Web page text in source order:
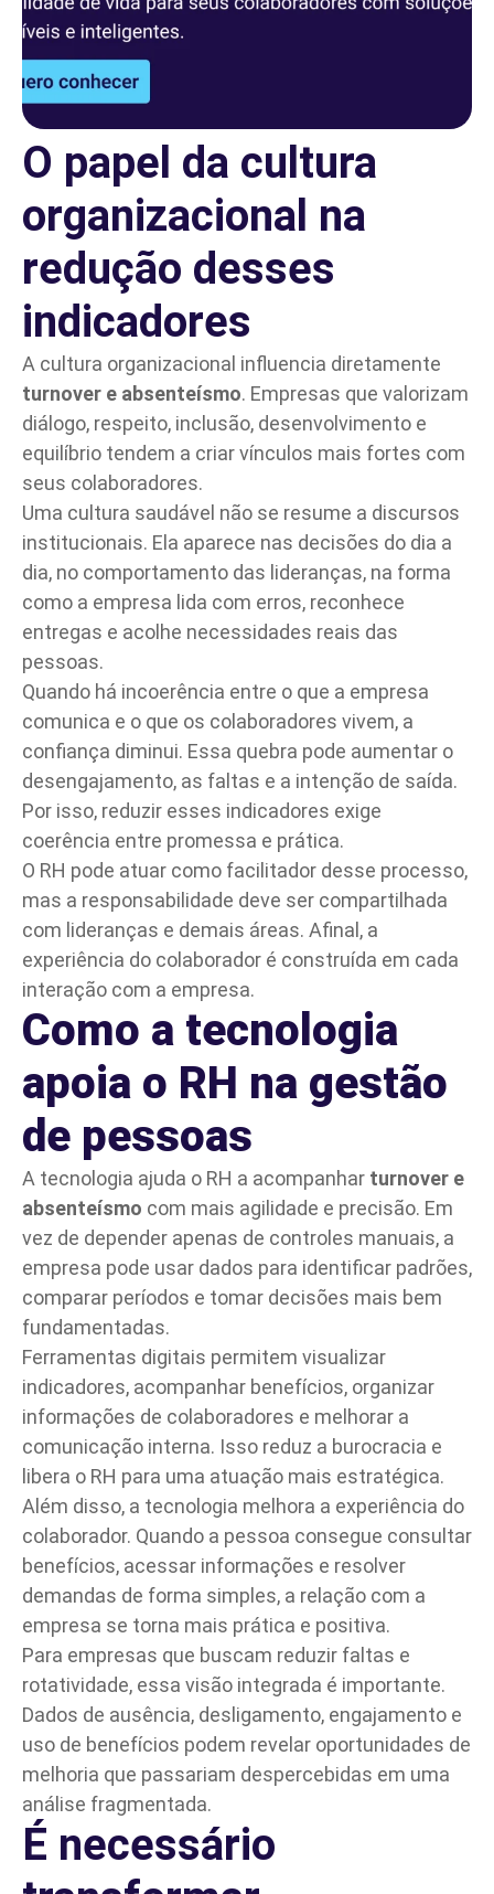
O papel da cultura
organizacional na
redução desses
indicadores
A cultura organizacional influencia diretamente
turnover e absenteísmo. Empresas que valorizam
diálogo, respeito, inclusão, desenvolvimento e
equilíbrio tendem a criar vínculos mais fortes com
seus colaboradores.
Uma cultura saudável não se resume a discursos
institucionais. Ela aparece nas decisões do dia a
dia, no comportamento das lideranças, na forma
como a empresa lida com erros, reconhece
entregas e acolhe necessidades reais das
pessoas.
Quando há incoerência entre o que a empresa
comunica e o que os colaboradores vivem, a
confiança diminui. Essa quebra pode aumentar o
desengajamento, as faltas e a intenção de saída.
Por isso, reduzir esses indicadores exige
coerência entre promessa e prática.
O RH pode atuar como facilitador desse processo,
mas a responsabilidade deve ser compartilhada
com lideranças e demais áreas. Afinal, a
experiência do colaborador é construída em cada
interação com a empresa.
Como a tecnologia
apoia o RH na gestão
de pessoas
A tecnologia ajuda o RH a acompanhar turnover e
absenteísmo com mais agilidade e precisão. Em
vez de depender apenas de controles manuais, a
empresa pode usar dados para identificar padrões,
comparar períodos e tomar decisões mais bem
fundamentadas.
Ferramentas digitais permitem visualizar
indicadores, acompanhar benefícios, organizar
informações de colaboradores e melhorar a
comunicação interna. Isso reduz a burocracia e
libera o RH para uma atuação mais estratégica.
Além disso, a tecnologia melhora a experiência do
colaborador. Quando a pessoa consegue consultar
benefícios, acessar informações e resolver
demandas de forma simples, a relação com a
empresa se torna mais prática e positiva.
Para empresas que buscam reduzir faltas e
rotatividade, essa visão integrada é importante.
Dados de ausência, desligamento, engajamento e
uso de benefícios podem revelar oportunidades de
melhoria que passariam despercebidas em uma
análise fragmentada.
É necessário